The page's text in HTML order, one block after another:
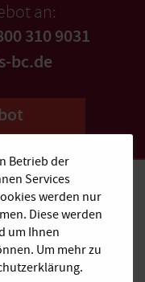
an:
310 9031
bc.de
Betrieb der
Services
werden nur
Diese werden
um Ihnen
Um mehr zu